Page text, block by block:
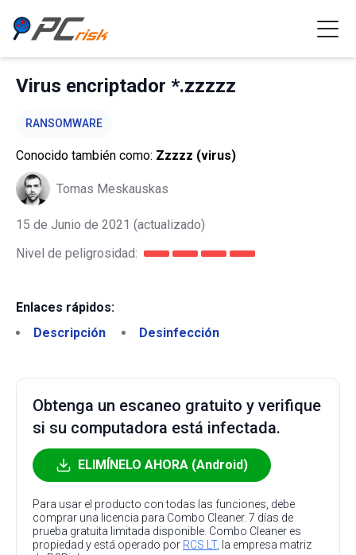
Virus encriptador *.zzzzz
RANSOMWARE
Conocido también como: Zzzzz (virus)
Tomas Meskauskas
15 de Junio de 2021 (actualizado)
Nivel de peligrosidad:
Enlaces rápidos:
Descripción
Desinfección
Obtenga un escaneo gratuito y verifique
si su computadora está infectada.
ELIMÍNELO AHORA (Android)
Para usar el producto con todas las funciones, debe
comprar una licencia para Combo Cleaner. 7 días de
prueba gratuita limitada disponible. Combo Cleaner es
propiedad y está operado por RCS LT, la empresa matriz